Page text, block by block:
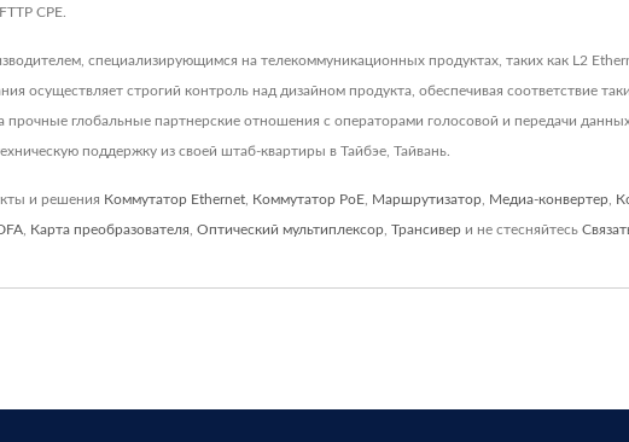
CPE.
специализирующимся на телекоммуникационных продуктах, таких как L2
осуществляет строгий контроль над дизайном продукта, обеспечивая соответствие
прочные глобальные партнерские отношения с операторами голосовой и передачи
поддержку из своей штаб-квартиры в Тайбэе, Тайвань.
и решения Коммутатор Ethernet Коммутатор PoE Маршрутизатор Медиа-конвертер
Карта преобразователя Оптический мультиплексор Трансивер и не стесняйтесь